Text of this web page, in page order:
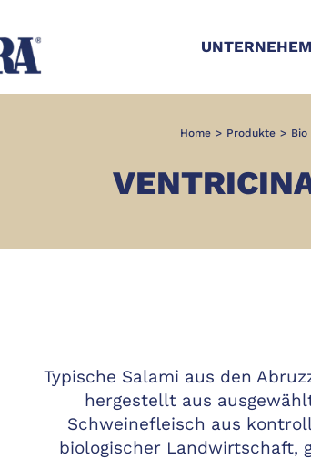
Home > Produkte >
Typische Salami aus den
hergestellt aus
Schweinefleisch aus
biologischer Landwirtschaft,